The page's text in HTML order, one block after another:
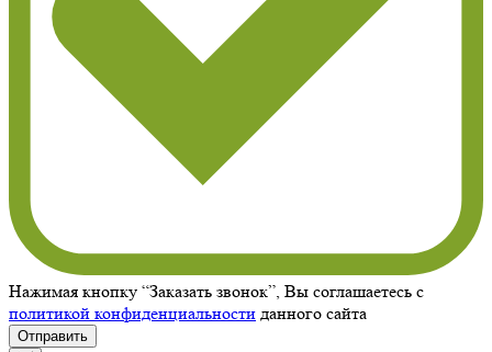
Нажимая кнопку “Заказать звонок”, Вы соглашаетесь с
политикой конфиденциальности данного сайта
Отправить